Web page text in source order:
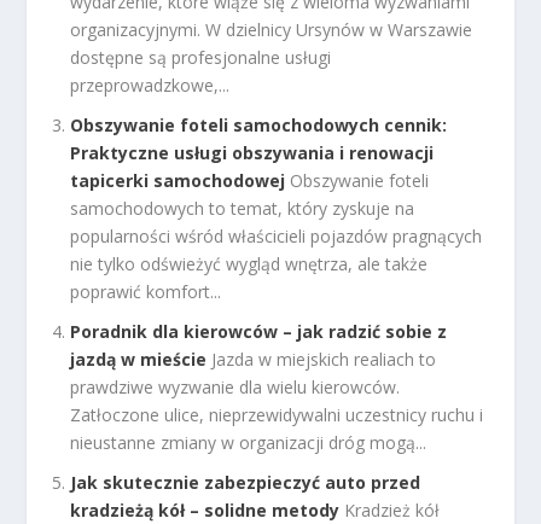
organizacyjnymi. W dzielnicy Ursynów w Warszawie
dostępne są profesjonalne usługi
przeprowadzkowe,...
Obszywanie foteli samochodowych cennik:
Praktyczne usługi obszywania i renowacji
tapicerki samochodowej Obszywanie foteli
samochodowych to temat, który zyskuje na
popularności wśród właścicieli pojazdów pragnących
nie tylko odświeżyć wygląd wnętrza, ale także
poprawić komfort...
Poradnik dla kierowców – jak radzić sobie z
jazdą w mieście Jazda w miejskich realiach to
prawdziwe wyzwanie dla wielu kierowców.
Zatłoczone ulice, nieprzewidywalni uczestnicy ruchu i
nieustanne zmiany w organizacji dróg mogą...
Jak skutecznie zabezpieczyć auto przed
kradzieżą kół – solidne metody Kradzież kół